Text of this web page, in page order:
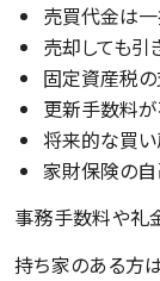
売買代金は
売却しても
固定資産税
更新手数料
将来的な買
家財保険の
事務手数料や礼
持ち家のある方